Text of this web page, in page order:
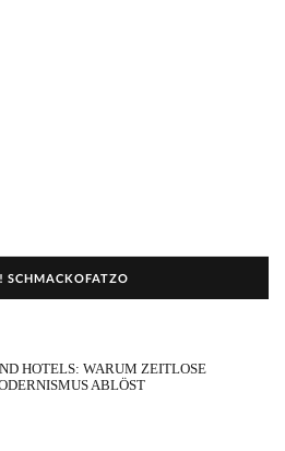
SCHMACKOFATZO
HOTELS: WARUM ZEITLOSE
ABLÖST